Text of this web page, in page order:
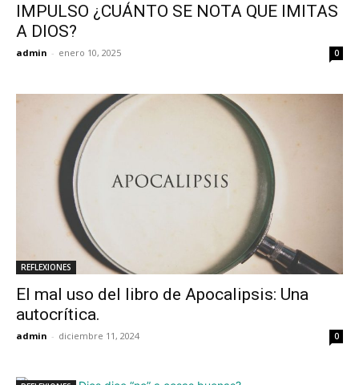
IMPULSO ¿CUÁNTO SE NOTA QUE IMITAS
A DIOS?
admin - enero 10, 2025 0
REFLEXIONES
El mal uso del libro de Apocalipsis: Una
autocrítica.
admin - diciembre 11, 2024 0